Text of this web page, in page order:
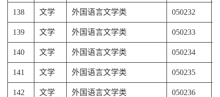
138 文学 外国语言文学类 050232
139 文学 外国语言文学类 050233
140 文学 外国语言文学类 050234
141 文学 外国语言文学类 050235
142 文学 外国语言文学类 050236